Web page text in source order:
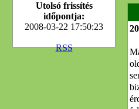
Utolsó frissítés
időpontja:
2008-03-22 17:50:23
RSS